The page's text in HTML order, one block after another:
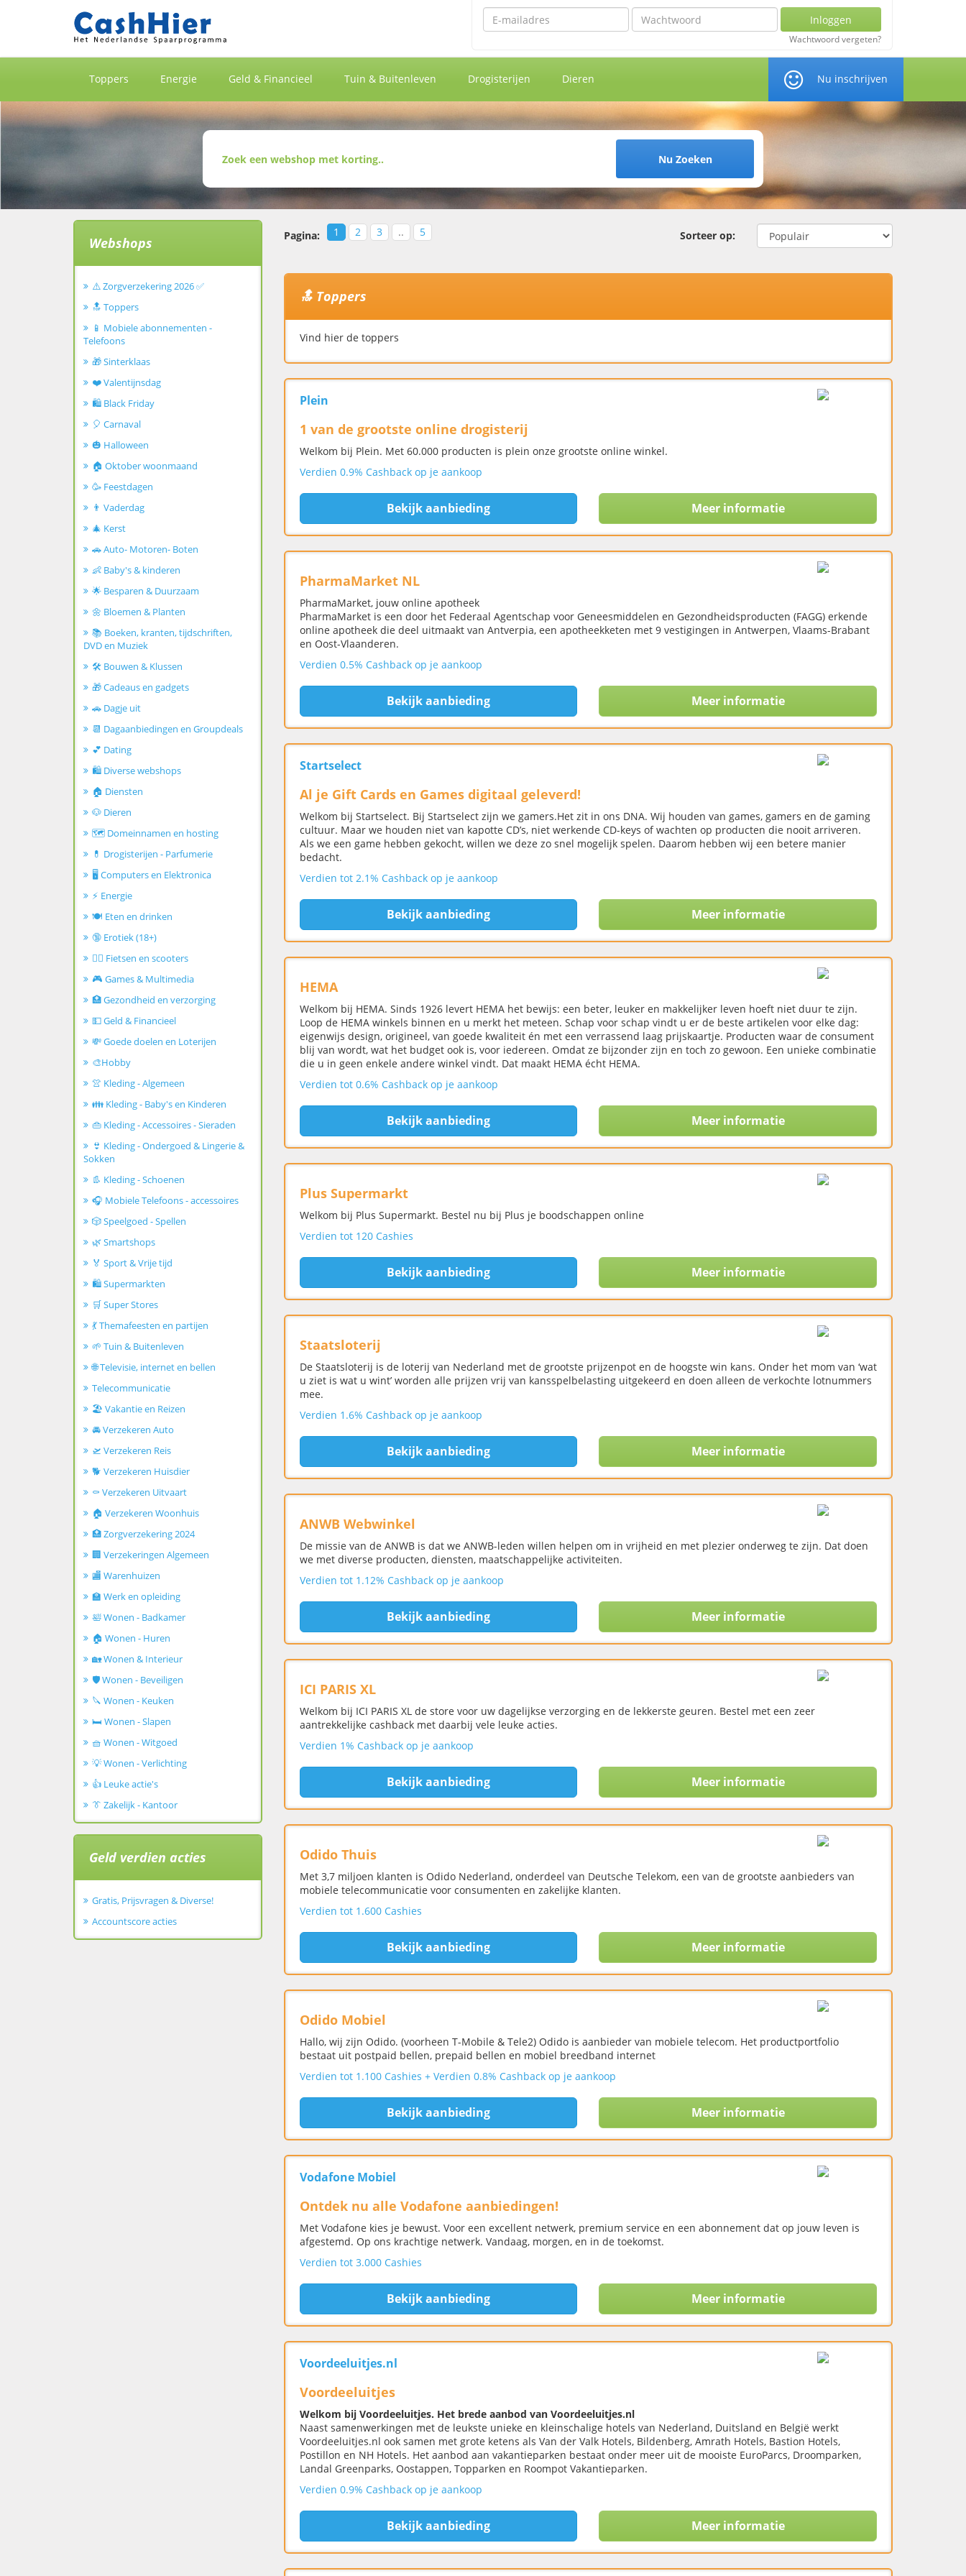
Emailadres Wachtwoord Inloggen
Wachtwoord vergeten?
Toppers Energie Geld & Financieel Tuin & Buitenleven Drogisterijen Dieren Nu inschrijven
Nu Zoeken
Pagina: 1 2 3 .. 5 Sorteer op:
🔝 Toppers
Vind hier de toppers
Plein
1 van de grootste online drogisterij
Welkom bij Plein. Met 60.000 producten is plein onze grootste online winkel.
Verdien 0.9% Cashback op je aankoop
Bekijk aanbieding Meer informatie
PharmaMarket NL
PharmaMarket, jouw online apotheek
PharmaMarket is een door het Federaal Agentschap voor Geneesmiddelen en Gezondheidsproducten (FAGG) erkende
online apotheek die deel uitmaakt van Antverpia, een apotheekketen met 9 vestigingen in Antwerpen, Vlaams-Brabant
en Oost-Vlaanderen.
Verdien 0.5% Cashback op je aankoop
Bekijk aanbieding Meer informatie
Startselect
Al je Gift Cards en Games digitaal geleverd!
Welkom bij Startselect. Bij Startselect zijn we gamers.Het zit in ons DNA. Wij houden van games, gamers en de gaming
cultuur. Maar we houden niet van kapotte CD’s, niet werkende CD-keys of wachten op producten die nooit arriveren.
Als we een game hebben gekocht, willen we deze zo snel mogelijk spelen. Daarom hebben wij een betere manier
bedacht.
Verdien tot 2.1% Cashback op je aankoop
Bekijk aanbieding Meer informatie
HEMA
Welkom bij HEMA. Sinds 1926 levert HEMA het bewijs: een beter, leuker en makkelijker leven hoeft niet duur te zijn.
Loop de HEMA winkels binnen en u merkt het meteen. Schap voor schap vindt u er de beste artikelen voor elke dag:
eigenwijs design, origineel, van goede kwaliteit én met een verrassend laag prijskaartje. Producten waar de consument
blij van wordt, wat het budget ook is, voor iedereen. Omdat ze bijzonder zijn en toch zo gewoon. Een unieke combinatie
die u in geen enkele andere winkel vindt. Dat maakt HEMA écht HEMA.
Verdien tot 0.6% Cashback op je aankoop
Bekijk aanbieding Meer informatie
Plus Supermarkt
Welkom bij Plus Supermarkt. Bestel nu bij Plus je boodschappen online
Verdien tot 120 Cashies
Bekijk aanbieding Meer informatie
Staatsloterij
De Staatsloterij is de loterij van Nederland met de grootste prijzenpot en de hoogste win kans. Onder het mom van ‘wat
u ziet is wat u wint’ worden alle prijzen vrij van kansspelbelasting uitgekeerd en doen alleen de verkochte lotnummers
mee.
Verdien 1.6% Cashback op je aankoop
Bekijk aanbieding Meer informatie
ANWB Webwinkel
De missie van de ANWB is dat we ANWB-leden willen helpen om in vrijheid en met plezier onderweg te zijn. Dat doen
we met diverse producten, diensten, maatschappelijke activiteiten.
Verdien tot 1.12% Cashback op je aankoop
Bekijk aanbieding Meer informatie
ICI PARIS XL
Welkom bij ICI PARIS XL de store voor uw dagelijkse verzorging en de lekkerste geuren. Bestel met een zeer
aantrekkelijke cashback met daarbij vele leuke acties.
Verdien 1% Cashback op je aankoop
Bekijk aanbieding Meer informatie
Odido Thuis
Met 3,7 miljoen klanten is Odido Nederland, onderdeel van Deutsche Telekom, een van de grootste aanbieders van
mobiele telecommunicatie voor consumenten en zakelijke klanten.
Verdien tot 1.600 Cashies
Bekijk aanbieding Meer informatie
Odido Mobiel
Hallo, wij zijn Odido. (voorheen T-Mobile & Tele2) Odido is aanbieder van mobiele telecom. Het productportfolio
bestaat uit postpaid bellen, prepaid bellen en mobiel breedband internet
Verdien tot 1.100 Cashies + Verdien 0.8% Cashback op je aankoop
Bekijk aanbieding Meer informatie
Vodafone Mobiel
Ontdek nu alle Vodafone aanbiedingen!
Met Vodafone kies je bewust. Voor een excellent netwerk, premium service en een abonnement dat op jouw leven is
afgestemd. Op ons krachtige netwerk. Vandaag, morgen, en in de toekomst.
Verdien tot 3.000 Cashies
Bekijk aanbieding Meer informatie
Voordeeluitjes.nl
Voordeeluitjes
Welkom bij Voordeeluitjes. Het brede aanbod van Voordeeluitjes.nl
Naast samenwerkingen met de leukste unieke en kleinschalige hotels van Nederland, Duitsland en België werkt
Voordeeluitjes.nl ook samen met grote ketens als Van der Valk Hotels, Bildenberg, Amrath Hotels, Bastion Hotels,
Postillon en NH Hotels. Het aanbod aan vakantieparken bestaat onder meer uit de mooiste EuroParcs, Droomparken,
Landal Greenparks, Oostappen, Topparken en Roompot Vakantieparken.
Verdien 0.9% Cashback op je aankoop
Bekijk aanbieding Meer informatie
Webshops
⚠️ Zorgverzekering 2026 ✅
🔝 Toppers
📱 Mobiele abonnementen -
Telefoons
🎁 Sinterklaas
❤️ Valentijnsdag
🛍️ Black Friday
🎈 Carnaval
🎃 Halloween
🏠 Oktober woonmaand
🥳 Feestdagen
👨 Vaderdag
🎄 Kerst
🚗 Auto- Motoren- Boten
👶 Baby's & kinderen
🌟 Besparen & Duurzaam
🌼 Bloemen & Planten
📚 Boeken, kranten, tijdschriften,
DVD en Muziek
🛠️ Bouwen & Klussen
🎁 Cadeaus en gadgets
🚗 Dagje uit
📆 Dagaanbiedingen en Groupdeals
💕 Dating
🛍️ Diverse webshops
🏠 Diensten
🐶 Dieren
🗺️ Domeinnamen en hosting
💊 Drogisterijen - Parfumerie
🖥️ Computers en Elektronica
⚡ Energie
🍽️ Eten en drinken
🔞 Erotiek (18+)
🚴‍♂️ Fietsen en scooters
🎮 Games & Multimedia
🏥 Gezondheid en verzorging
💵 Geld & Financieel
💸 Goede doelen en Loterijen
🎨Hobby
👚 Kleding - Algemeen
👪 Kleding - Baby's en Kinderen
👜 Kleding - Accessoires - Sieraden
👙 Kleding - Ondergoed & Lingerie &
Sokken
👢 Kleding - Schoenen
🎧 Mobiele Telefoons - accessoires
🎲 Speelgoed - Spellen
🌿 Smartshops
🏅 Sport & Vrije tijd
🛍️ Supermarkten
🛒 Super Stores
💃 Themafeesten en partijen
🌱 Tuin & Buitenleven
🌐 Televisie, internet en bellen
Telecommunicatie
🏖️ Vakantie en Reizen
🚘 Verzekeren Auto
🛫 Verzekeren Reis
🐕 Verzekeren Huisdier
⚰️ Verzekeren Uitvaart
🏠 Verzekeren Woonhuis
🏥 Zorgverzekering 2024
🏢 Verzekeringen Algemeen
🏬 Warenhuizen
🏫 Werk en opleiding
🛀 Wonen - Badkamer
🏠 Wonen - Huren
🏡 Wonen & Interieur
🛡️ Wonen - Beveiligen
🔪 Wonen - Keuken
🛏️ Wonen - Slapen
🧺 Wonen - Witgoed
💡 Wonen - Verlichting
👍 Leuke actie's
👔 Zakelijk - Kantoor
Geld verdien acties
Gratis, Prijsvragen & Diverse!
Accountscore acties